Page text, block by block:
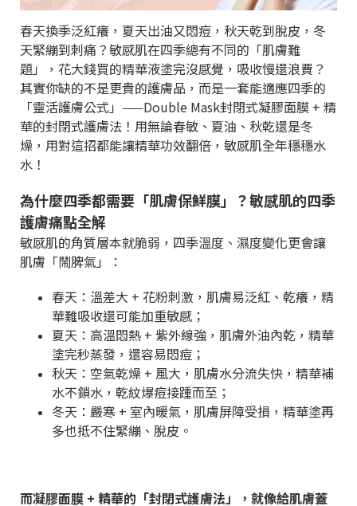
春天換季泛紅癢，夏天出油又悶痘，秋天乾到脫皮，冬
天緊繃到刺痛？敏感肌在四季總有不同的「肌膚難
題」， 花大錢買的精華液塗完沒感覺，吸收慢還浪費？
其實你缺的不是更貴的護膚品，而是一套能適應四季的
「靈活護膚公式」 ——Double Mask封閉式凝膠面膜 + 精
華的封閉式護膚法！ 用無論春敏、夏油、秋乾還是冬
燥，用對這招都能讓精華功效翻倍，敏感肌全年穩穩水
水！
為什麼四季都需要「肌膚保鮮膜」？敏感肌的四季
護膚痛點全解
敏感肌的角質層本就脆弱，四季溫度、濕度變化更會讓
肌膚「鬧脾氣」：
春天：溫差大 + 花粉刺激，肌膚易泛紅、乾癢，精
華難吸收還可能加重敏感；
夏天：高溫悶熱 + 紫外線強，肌膚外油內乾，精華
塗完秒蒸發，還容易悶痘；
秋天：空氣乾燥 + 風大，肌膚水分流失快，精華補
水不鎖水，乾紋爆痘接踵而至；
冬天：嚴寒 + 室內暖氣，肌膚屏障受損，精華塗再
多也抵不住緊繃、脫皮。
而凝膠面膜 + 精華的「封閉式護膚法」，就像給肌膚蓋